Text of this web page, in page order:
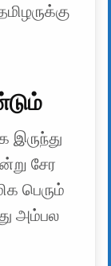
இருந்து
சேர
பெரும்
அம்பல